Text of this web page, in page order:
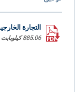
التجارة
885.06 كيلوبايت